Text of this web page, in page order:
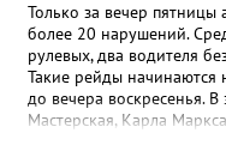
Только за вечер пятницы
более 20 нарушений.
рулевых, два водителя
Такие рейды
до вечера воскресенья.
Мастерская, Карла